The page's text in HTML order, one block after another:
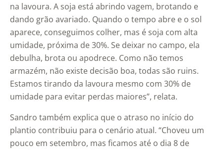
na lavoura. A soja está abrindo vagem, brotando e
dando grão avariado. Quando o tempo abre e o sol
aparece, conseguimos colher, mas é soja com alta
umidade, próxima de 30%. Se deixar no campo, ela
debulha, brota ou apodrece. Como não temos
armazém, não existe decisão boa, todas são ruins.
Estamos tirando da lavoura mesmo com 30% de
umidade para evitar perdas maiores”, relata.
Sandro também explica que o atraso no início do
plantio contribuiu para o cenário atual. “Choveu um
pouco em setembro, mas ficamos até o dia 8 de